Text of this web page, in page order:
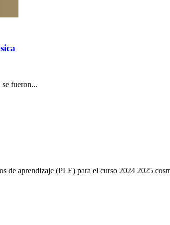
se fueron...
de aprendizaje (PLE) para el curso 2024 2025